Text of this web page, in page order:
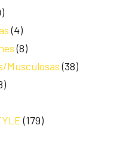
(4)
(8)
Musculosas (38)
(179)